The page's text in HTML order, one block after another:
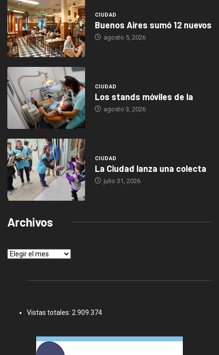
CIUDAD
Buenos Aires sumó 12 nuevos
agosto 5, 2026
CIUDAD
Los stands móviles de la
agosto 3, 2026
CIUDAD
La Ciudad lanza una colecta
julio 31, 2026
Archivos
Archivos
Vistas totales: 2.909.374